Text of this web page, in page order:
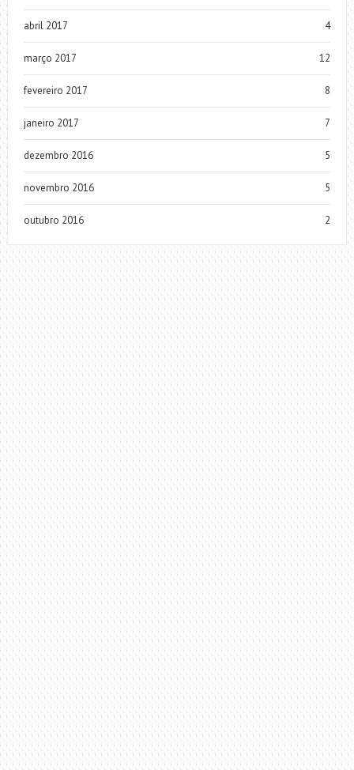
abril 2017 4
março 2017 12
fevereiro 2017 8
janeiro 2017 7
dezembro 2016 5
novembro 2016 5
outubro 2016 2